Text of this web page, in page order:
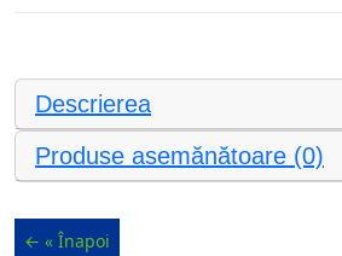
Descrierea
Produse asemănătoare (0)